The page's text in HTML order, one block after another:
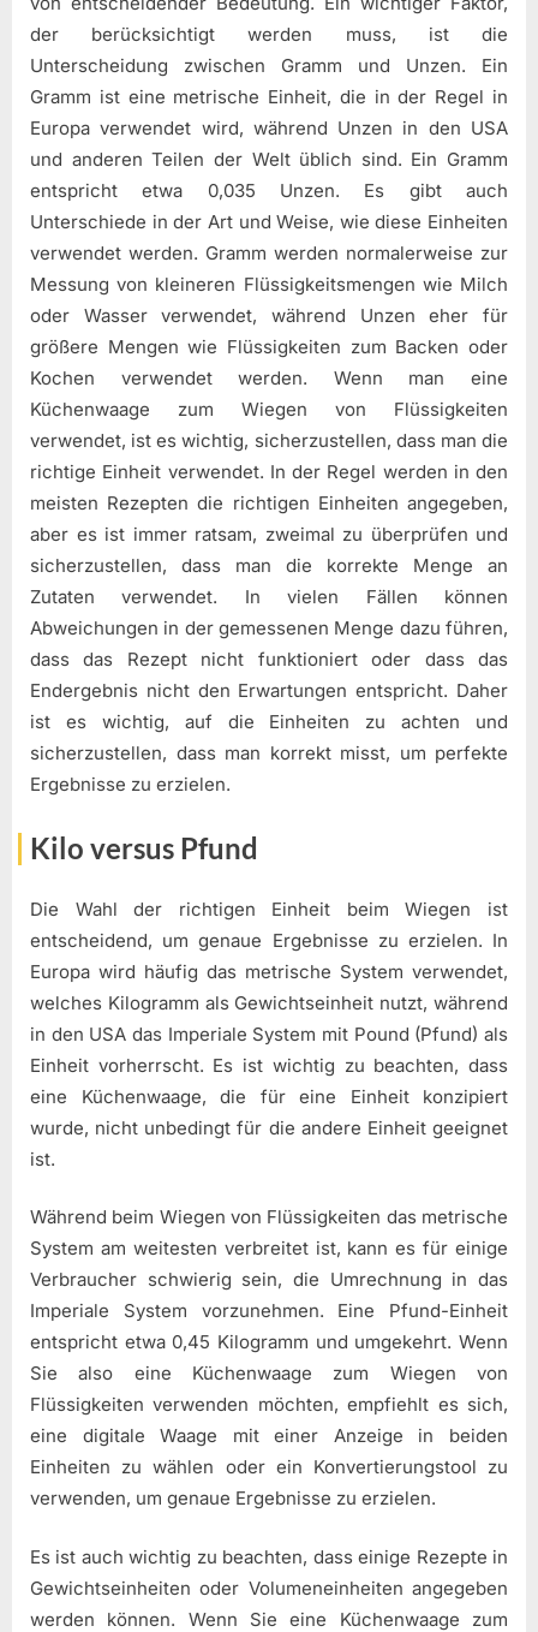
der berücksichtigt werden muss, ist die
Unterscheidung zwischen Gramm und Unzen. Ein
Gramm ist eine metrische Einheit, die in der Regel in
Europa verwendet wird, während Unzen in den USA
und anderen Teilen der Welt üblich sind. Ein Gramm
entspricht etwa 0,035 Unzen. Es gibt auch
Unterschiede in der Art und Weise, wie diese Einheiten
verwendet werden. Gramm werden normalerweise zur
Messung von kleineren Flüssigkeitsmengen wie Milch
oder Wasser verwendet, während Unzen eher für
größere Mengen wie Flüssigkeiten zum Backen oder
Kochen verwendet werden. Wenn man eine
Küchenwaage zum Wiegen von Flüssigkeiten
verwendet, ist es wichtig, sicherzustellen, dass man die
richtige Einheit verwendet. In der Regel werden in den
meisten Rezepten die richtigen Einheiten angegeben,
aber es ist immer ratsam, zweimal zu überprüfen und
sicherzustellen, dass man die korrekte Menge an
Zutaten verwendet. In vielen Fällen können
Abweichungen in der gemessenen Menge dazu führen,
dass das Rezept nicht funktioniert oder dass das
Endergebnis nicht den Erwartungen entspricht. Daher
ist es wichtig, auf die Einheiten zu achten und
sicherzustellen, dass man korrekt misst, um perfekte
Ergebnisse zu erzielen.
Kilo versus Pfund
Die Wahl der richtigen Einheit beim Wiegen ist
entscheidend, um genaue Ergebnisse zu erzielen. In
Europa wird häufig das metrische System verwendet,
welches Kilogramm als Gewichtseinheit nutzt, während
in den USA das Imperiale System mit Pound (Pfund) als
Einheit vorherrscht. Es ist wichtig zu beachten, dass
eine Küchenwaage, die für eine Einheit konzipiert
wurde, nicht unbedingt für die andere Einheit geeignet
ist.
Während beim Wiegen von Flüssigkeiten das metrische
System am weitesten verbreitet ist, kann es für einige
Verbraucher schwierig sein, die Umrechnung in das
Imperiale System vorzunehmen. Eine Pfund-Einheit
entspricht etwa 0,45 Kilogramm und umgekehrt. Wenn
Sie also eine Küchenwaage zum Wiegen von
Flüssigkeiten verwenden möchten, empfiehlt es sich,
eine digitale Waage mit einer Anzeige in beiden
Einheiten zu wählen oder ein Konvertierungstool zu
verwenden, um genaue Ergebnisse zu erzielen.
Es ist auch wichtig zu beachten, dass einige Rezepte in
Gewichtseinheiten oder Volumeneinheiten angegeben
werden können. Wenn Sie eine Küchenwaage zum